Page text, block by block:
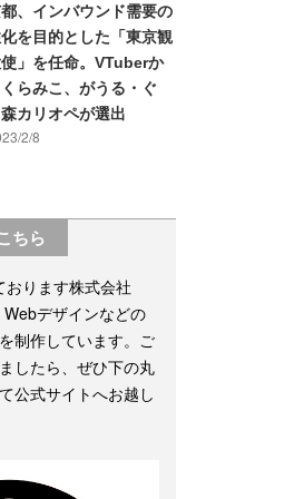
、インバウンド需要の
を目的とした「東京観
」を任命。VTuberか
らみこ、がうる・ぐ
カリオペが選出
2/8
ちら
おります株式会社
デザインなどの
制作しています。ご
したら、ぜひ下の丸
公式サイトへお越し